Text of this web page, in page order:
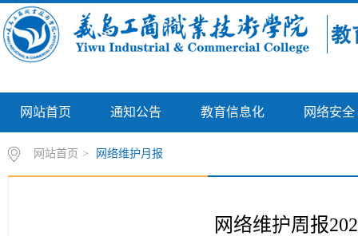
网站首页 通知公告 教育信息化 网络安全
网站首页 > 网络维护月报
网络维护周报